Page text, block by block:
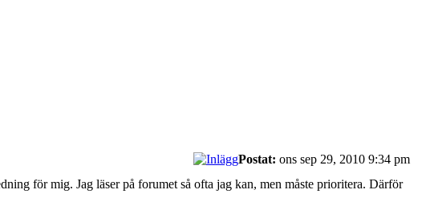
Postat: ons sep 29, 2010 9:34 pm
för mig. Jag läser på forumet så ofta jag kan, men måste prioritera. Därför